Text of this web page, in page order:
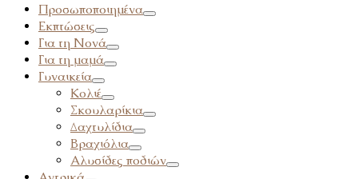
Προσωποποιημένα
Εκπτώσεις
Για τη Νονά
Για τη μαμά
Γυναικεία
Κολιέ
Σκουλαρίκια
Δαχτυλίδια
Βραχιόλια
Αλυσίδες ποδιών